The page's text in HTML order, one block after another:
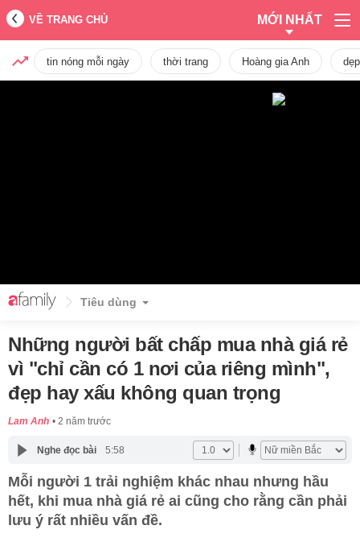
VỀ TRANG CHỦ MỚI NHẤT
tin nóng mỗi ngày thời trang Hoàng gia Anh dẹp
Tiêu dùng
Những người bất chấp mua nhà giá rẻ
vì "chỉ cần có 1 nơi của riêng mình",
đẹp hay xấu không quan trọng
Lam Anh 2 năm trước
Nghe đọc bài 5:58
Mỗi người 1 trải nghiệm khác nhau nhưng hầu
hết, khi mua nhà giá rẻ ai cũng cho rằng cần phải
lưu ý rất nhiều vấn đề.